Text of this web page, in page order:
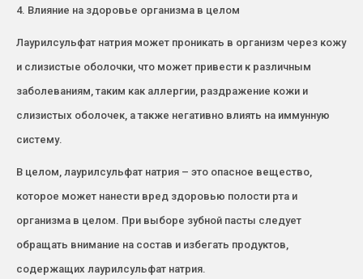
4. Влияние на здоровье организма в целом
Лаурилсульфат натрия может проникать в организм через кожу
и слизистые оболочки, что может привести к различным
заболеваниям, таким как аллергии, раздражение кожи и
слизистых оболочек, а также негативно влиять на иммунную
систему.
В целом, лаурилсульфат натрия – это опасное вещество,
которое может нанести вред здоровью полости рта и
организма в целом. При выборе зубной пасты следует
обращать внимание на состав и избегать продуктов,
содержащих лаурилсульфат натрия.